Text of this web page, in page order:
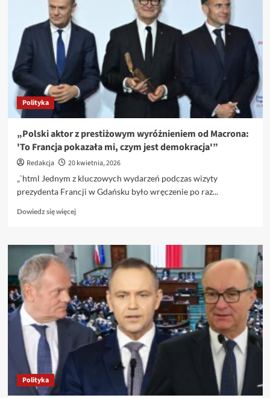
Polityka
„Polski aktor z prestiżowym wyróżnieniem od Macrona:
'To Francja pokazała mi, czym jest demokracja'”
Redakcja
20 kwietnia, 2026
„`html Jednym z kluczowych wydarzeń podczas wizyty
prezydenta Francji w Gdańsku było wręczenie po raz...
Dowiedz się więcejDowiedz
o
„Polski
aktor
z
prestiżowym
wyróżnieniem
od
Macrona:
Francja
czym
jest
Polityka